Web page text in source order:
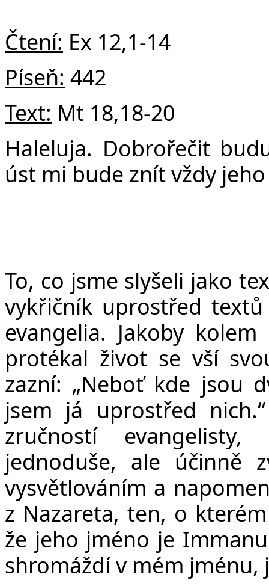
Čtení: Ex 12,1-14
Píseň: 442
Text: Mt 18,18-20
Haleluja. Dobrořečit
úst mi bude znít vždy
To, co jsme slyšeli jako
vykřičník uprostřed
evangelia. Jakoby
protékal život se vší
zazní: „Neboť kde jsou
jsem já uprostřed
zručností
jednoduše, ale účinně
vysvětlováním a
z Nazareta, ten, o
že jeho jméno je
shromáždí v mém jménu,